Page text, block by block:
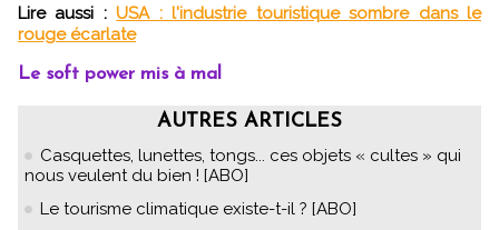
Lire aussi : USA : l'industrie touristique sombre dans le
rouge écarlate
Le soft power mis à mal
AUTRES ARTICLES
Casquettes, lunettes, tongs... ces objets « cultes » qui
nous veulent du bien ! [ABO]
Le tourisme climatique existe-t-il ? [ABO]